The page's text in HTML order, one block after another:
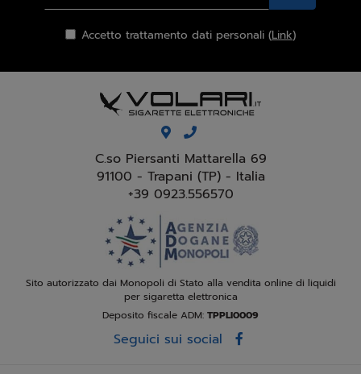
Accetto trattamento dati personali (Link)
C.so Piersanti Mattarella 69
91100 - Trapani (TP) - Italia
+39 0923.556570
Sito autorizzato dai Monopoli di Stato alla vendita online di liquidi
per sigaretta elettronica
Deposito fiscale ADM: TPPLI0009
Seguici sui social